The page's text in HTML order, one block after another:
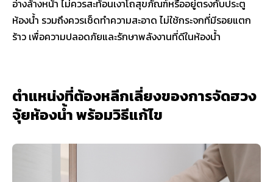
อ่างล้างหน้า ไม่ควรสะท้อนเงาโถสุขภัณฑ์หรืออยู่ตรงกับประตู
ห้องน้ำ รวมถึงควรเช็ดทำความสะอาด ไม่ใช้กระจกที่มีรอยแตก
ร้าว เพื่อความปลอดภัยและรักษาพลังงานที่ดีในห้องน้ำ
ตำแหน่งที่ต้องหลีกเลี่ยงของการจัดฮวง
จุ้ยห้องน้ำ พร้อมวิธีแก้ไข